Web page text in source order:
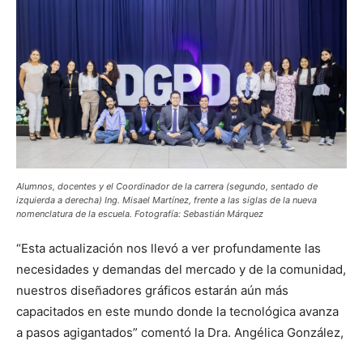
Alumnos, docentes y el Coordinador de la carrera (segundo, sentado de
izquierda a derecha) Ing. Misael Martínez, frente a las siglas de la nueva
nomenclatura de la escuela. Fotografía: Sebastián Márquez
“Esta actualización nos llevó a ver profundamente las
necesidades y demandas del mercado y de la comunidad,
nuestros diseñadores gráficos estarán aún más
capacitados en este mundo donde la tecnológica avanza
a pasos agigantados” comentó la Dra. Angélica González,